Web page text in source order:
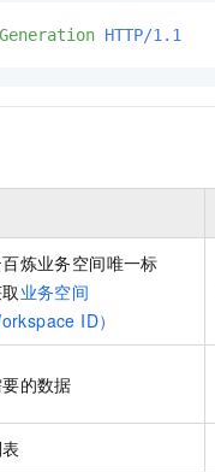
HTTP/1.1
炼业务空间唯一标
业务空间
ID）
的数据